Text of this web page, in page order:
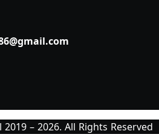
– 2026. All Rights Reserved